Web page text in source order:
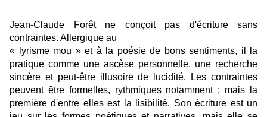
Jean-Claude Forêt ne conçoit pas d'écriture sans
contraintes. Allergique au
« lyrisme mou » et à la poésie de bons sentiments, il la
pratique comme une ascèse personnelle, une recherche
sincère et peut-être illusoire de lucidité. Les contraintes
peuvent être formelles, rythmiques notamment ; mais la
première d'entre elles est la lisibilité. Son écriture est un